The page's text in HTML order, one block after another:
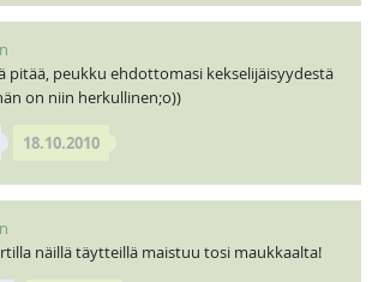
pitää, peukku ehdottomasi kekselijäisyydestä
on niin herkullinen;o))
18.10.2010
näillä täytteillä maistuu tosi maukkaalta!